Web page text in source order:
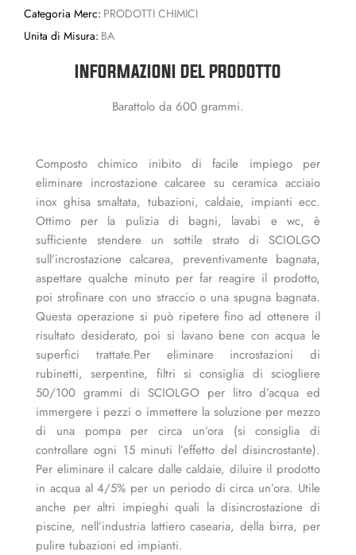
Categoria Merc: PRODOTTI CHIMICI
Unita di Misura: BA
INFORMAZIONI DEL PRODOTTO
Barattolo da 600 grammi.
Composto chimico inibito di facile impiego per
eliminare incrostazione calcaree su ceramica acciaio
inox ghisa smaltata, tubazioni, caldaie, impianti ecc.
Ottimo per la pulizia di bagni, lavabi e wc, è
sufficiente stendere un sottile strato di SCIOLGO
sull’incrostazione calcarea, preventivamente bagnata,
aspettare qualche minuto per far reagire il prodotto,
poi strofinare con uno straccio o una spugna bagnata.
Questa operazione si può ripetere fino ad ottenere il
risultato desiderato, poi si lavano bene con acqua le
superfici trattate.Per eliminare incrostazioni di
rubinetti, serpentine, filtri si consiglia di sciogliere
50/100 grammi di SCIOLGO per litro d’acqua ed
immergere i pezzi o immettere la soluzione per mezzo
di una pompa per circa un’ora (si consiglia di
controllare ogni 15 minuti l’effetto del disincrostante).
Per eliminare il calcare dalle caldaie, diluire il prodotto
in acqua al 4/5% per un periodo di circa un’ora. Utile
anche per altri impieghi quali la disincrostazione di
piscine, nell’industria lattiero casearia, della birra, per
pulire tubazioni ed impianti.